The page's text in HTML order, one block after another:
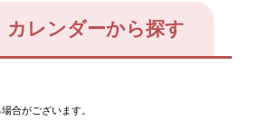
カレンダーから探す
合がございます。